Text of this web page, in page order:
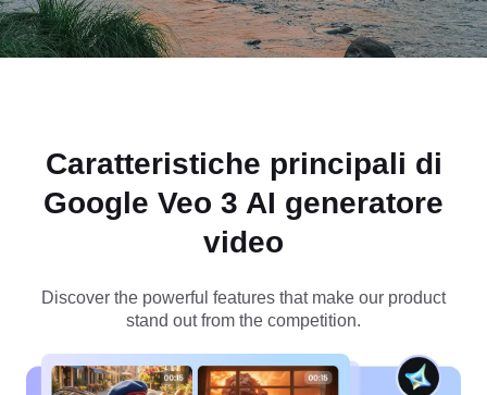
AI all'istante!
Caratteristiche principali di
Google Veo 3 AI generatore
video
Discover the powerful features that make our product
stand out from the competition.